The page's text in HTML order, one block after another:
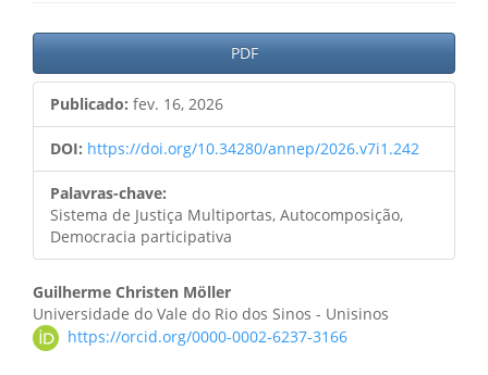
Barra
lateral
de
artigos
PDF
Publicado: fev. 16, 2026
DOI: https://doi.org/10.34280/annep/2026.v7i1.242
Palavras-chave:
Sistema de Justiça Multiportas, Autocomposição,
Democracia participativa
Conteúdo
do
Guilherme Christen Möller
Universidade do Vale do Rio dos Sinos - Unisinos
https://orcid.org/0000-0002-6237-3166